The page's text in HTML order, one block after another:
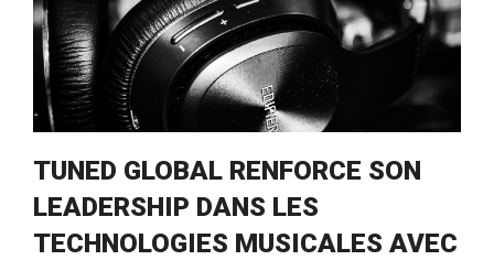
TUNED GLOBAL RENFORCE SON
LEADERSHIP DANS LES
TECHNOLOGIES MUSICALES AVEC